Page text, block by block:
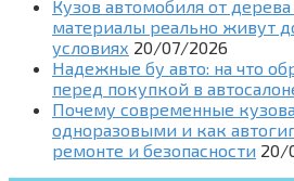
Кузов автомобиля от
материалы реально живут
условиях 20/07/2026
Надежные бу авто: на что
перед покупкой в
Почему современные
одноразовыми и как
ремонте и безопасности 20/